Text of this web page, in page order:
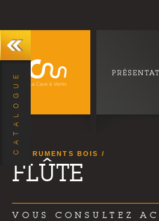
INSTRUMENTS BOIS
FLÛTE
VOUS CONSULTEZ